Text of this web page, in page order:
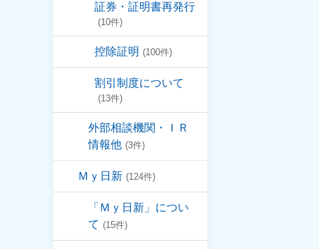
証券・証明書再発行
(10件)
控除証明 (100件)
割引制度について
(13件)
外部相談機関・ＩＲ
情報他 (3件)
Ｍｙ日新 (124件)
「Ｍｙ日新」につい
て (15件)